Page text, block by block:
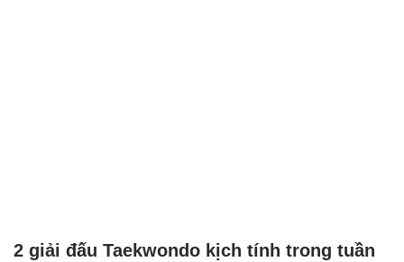
2 giải đấu Taekwondo kịch tính trong tuần